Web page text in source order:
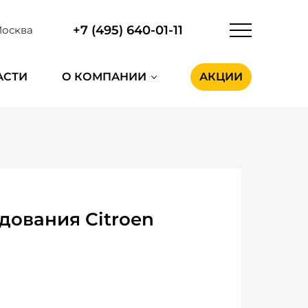
+7 (495) 640-01-11
О КОМПАНИИ АКЦИИ
Citroen